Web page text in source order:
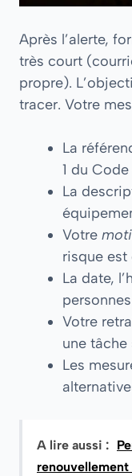
Après l’alerte,
très court
propre).
tracer. Votre
La
1 du
La
Votre
risque est
La date,
Votre
une tâche
Les
A lire aussi :